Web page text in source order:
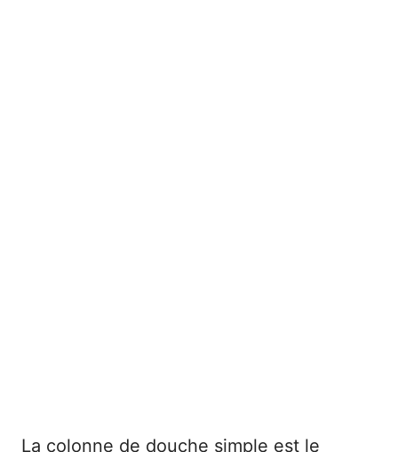
La colonne de douche simple est le